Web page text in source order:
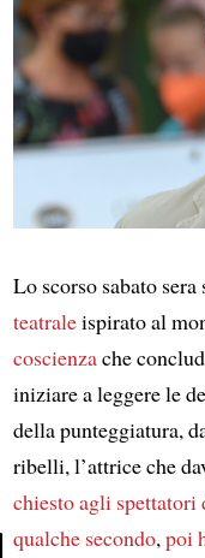
Lo scorso sabato sera
teatraleispirato al
coscienzache
iniziare a leggere le
della punteggiatura,
ribelli, l’attrice che
chiesto agli
qualche secondo,poi